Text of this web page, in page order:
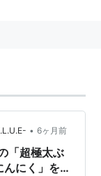
• 6ヶ月前
「超極太ぶ
にく」を